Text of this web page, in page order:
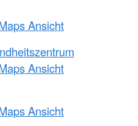
Ansicht
Ansicht
Ansicht